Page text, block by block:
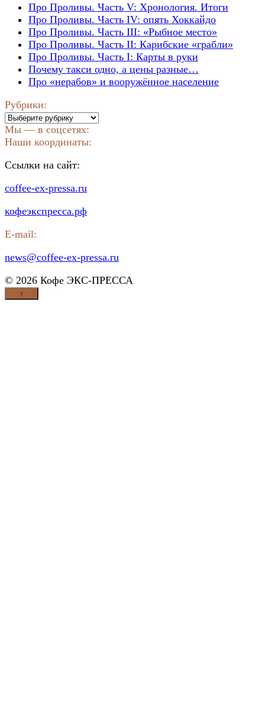
Про Проливы. Часть V: Хронология. Итоги
Про Проливы. Часть IV: опять Хоккайдо
Про Проливы. Часть III: «Рыбное место»
Про Проливы. Часть II: Карибские «грабли»
Про Проливы. Часть I: Карты в руки
Почему такси одно, а цены разные…
Про «нерабов» и вооружённое население
Рубрики:
Рубрики:
Мы — в соцсетях:
Наши координаты:
Ссылки на сайт:
coffee-ex-pressa.ru
кофеэкспресса.рф
E-mail:
news@coffee-ex-pressa.ru
© 2026 Кофе ЭКС-ПРЕССА